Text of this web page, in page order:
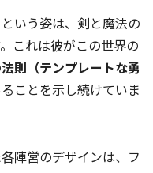
いう姿は、剣と魔法の
これは彼がこの世界の
則（テンプレートな勇
ことを示し続けていま
陣営のデザインは、フ